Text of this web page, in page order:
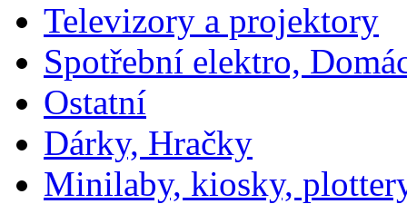
Televizory a projektory
Spotřební elektro,
Ostatní
Dárky, Hračky
Minilaby, kiosky,